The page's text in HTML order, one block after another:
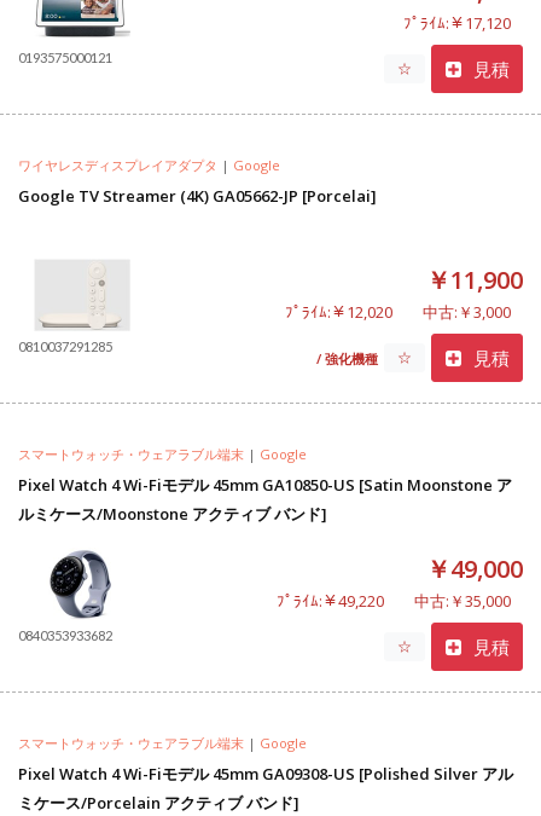
0193575000121
ﾌﾟﾗｲﾑ:￥17,120
☆ 見積
ワイヤレスディスプレイアダプタ | Google
Google TV Streamer (4K) GA05662-JP [Porcelai]
0810037291285
￥11,900
ﾌﾟﾗｲﾑ:￥12,020 中古:￥3,000
/ 強化機種 ☆ 見積
スマートウォッチ・ウェアラブル端末 | Google
Pixel Watch 4 Wi-Fiモデル 45mm GA10850-US [Satin Moonstone ア
ルミケース/Moonstone アクティブ バンド]
0840353933682
￥49,000
ﾌﾟﾗｲﾑ:￥49,220 中古:￥35,000
☆ 見積
スマートウォッチ・ウェアラブル端末 | Google
Pixel Watch 4 Wi-Fiモデル 45mm GA09308-US [Polished Silver アル
ミケース/Porcelain アクティブ バンド]